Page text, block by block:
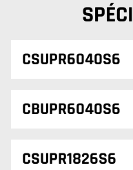
CSUPR6040S6
CBUPR6040S6
CSUPR1826S6